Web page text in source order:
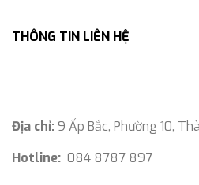
THÔNG TIN LIÊN HỆ
Địa chỉ:9 Ấp Bắc, Phường 10,
Hotline: 084 8787